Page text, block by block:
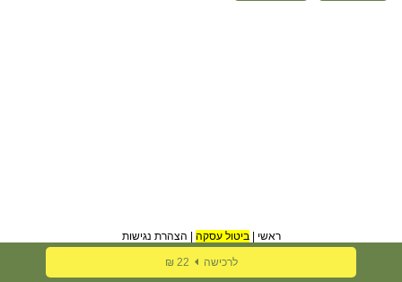
ראשי |ביטול עסקה הצהרת נגישות
לרכישה 22 ₪